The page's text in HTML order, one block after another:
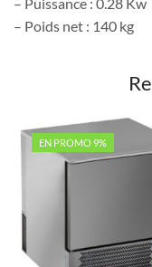
– Poids net : 140 kg
EN PROMO 9%